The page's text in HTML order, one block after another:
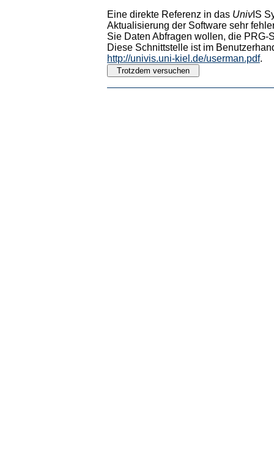
Eine direkte Referenz in das UnivIS
Aktualisierung der Software sehr
Sie Daten Abfragen wollen, die PRG-
Diese Schnittstelle ist im
http://univis.uni-kiel.de/userman.pdf.